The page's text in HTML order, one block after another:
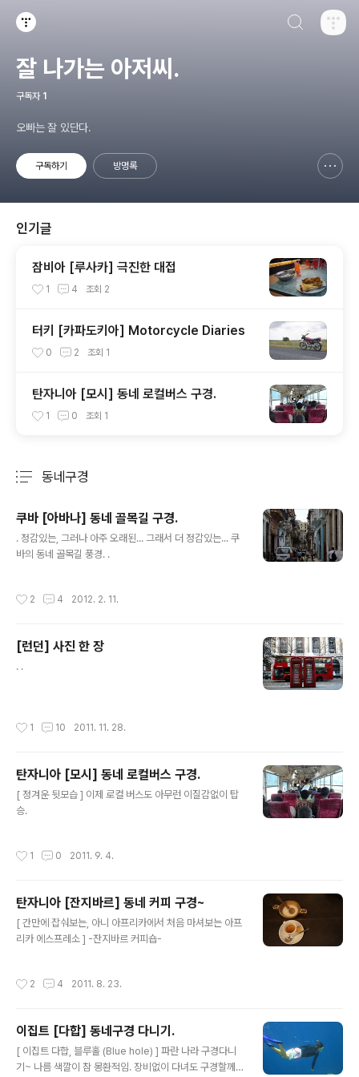
잘 나가는 아저씨.
구독자 1
오빠는 잘 있단다.
구독하기 방명록
인기글
잠비아 [루사카] 극진한 대접
1 4 조회 2
터키 [카파도키아] Motorcycle Diaries
0 2 조회 1
탄자니아 [모시] 동네 로컬버스 구경.
1 0 조회 1
동네구경
쿠바 [아바나] 동네 골목길 구경.
. 정감있는, 그러나 아주 오래된... 그래서 더 정감있는... 쿠
바의 동네 골목길 풍경. .
2 4 2012. 2. 11.
[런던] 사진 한 장
. .
1 10 2011. 11. 28.
탄자니아 [모시] 동네 로컬버스 구경.
[ 정겨운 뒷모습 ] 이제 로컬 버스도 아무런 이질감없이 탑
승.
1 0 2011. 9. 4.
탄자니아 [잔지바르] 동네 커피 구경~
[ 간만에 잡숴보는, 아니 아프리카에서 처음 마셔보는 아프
리카 에스프레소 ] -잔지바르 커피숍-
2 4 2011. 8. 23.
이집트 [다합] 동네구경 다니기.
[ 이집트 다합, 블루홀 (Blue hole) ] 파란 나라 구경다니
기~ 나름 색깔이 참 몽환적임. 장비없이 다녀도 구경할께